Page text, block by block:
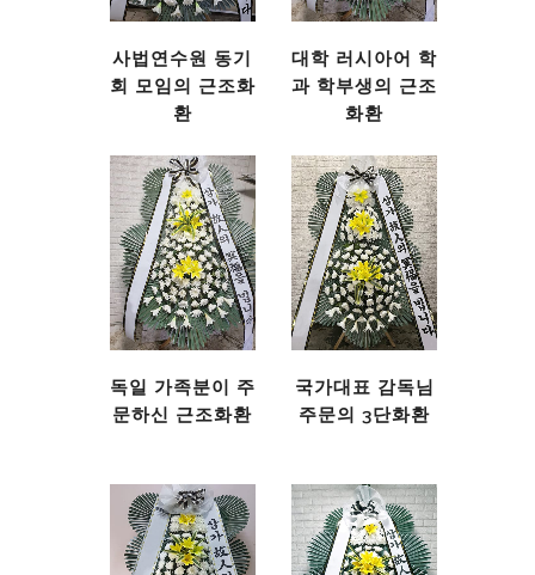
사법연수원 동기
회 모임의 근조화
환
대학 러시아어 학
과 학부생의 근조
화환
독일 가족분이 주
문하신 근조화환
국가대표 감독님
주문의 3단화환